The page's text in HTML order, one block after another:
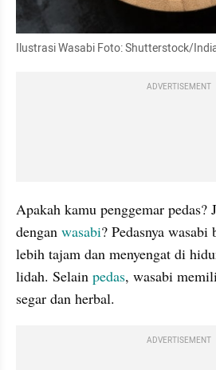
Ilustrasi Wasabi Foto: Shutterstock/
ADVERTISEMENT
Apakah kamu penggemar pedas?
dengan wasabi? Pedasnya
lebih tajam dan menyengat di
lidah. Selain pedas, wasabi
segar dan herbal.
ADVERTISEMENT